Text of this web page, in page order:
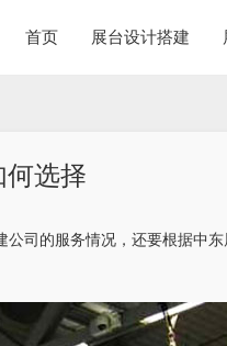
首页 展台设计搭建
选择
司的服务情况，还要根据中